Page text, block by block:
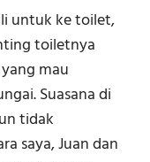
untuk ke toilet,
toiletnya
mau
Suasana di
tidak
saya, Juan dan